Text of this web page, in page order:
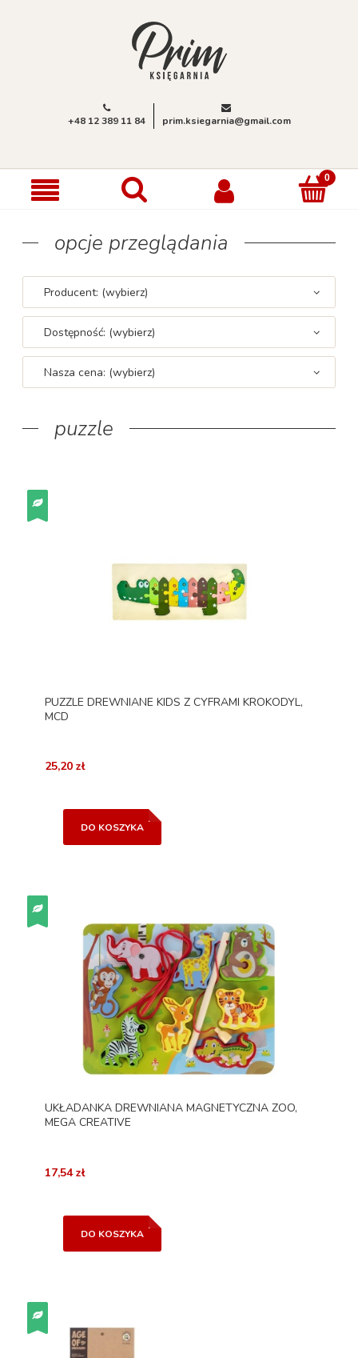
+48 12 389 11 84 prim.ksiegarnia@gmail.com
opcje przeglądania
Producent: (wybierz)
Dostępność: (wybierz)
Nasza cena: (wybierz)
puzzle
PUZZLE DREWNIANE KIDS Z CYFRAMI KROKODYL,
MCD
25,20 zł
DO KOSZYKA
UKŁADANKA DREWNIANA MAGNETYCZNA ZOO,
MEGA CREATIVE
17,54 zł
DO KOSZYKA